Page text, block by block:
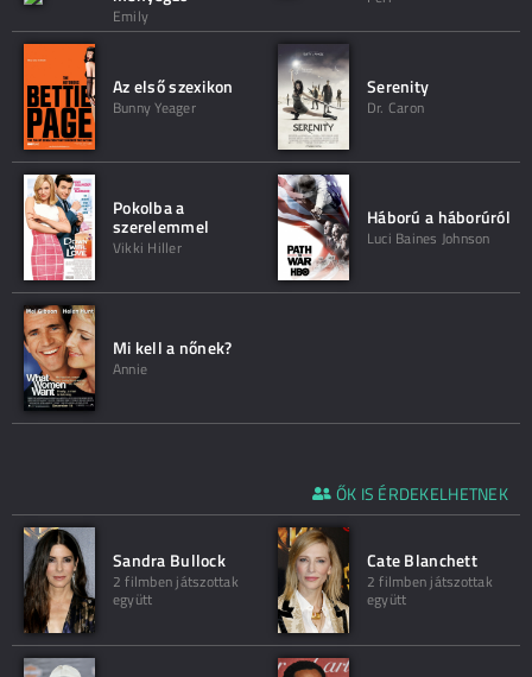
Emily
Az első szexikon
Bunny Yeager
Serenity
Dr. Caron
Pokolba a
szerelemmel
Vikki Hiller
Háború a háborúról
Luci Baines Johnson
Mi kell a nőnek?
Annie
ŐK IS ÉRDEKELHETNEK
Sandra Bullock
2 filmben játszottak
együtt
Cate Blanchett
2 filmben játszottak
együtt